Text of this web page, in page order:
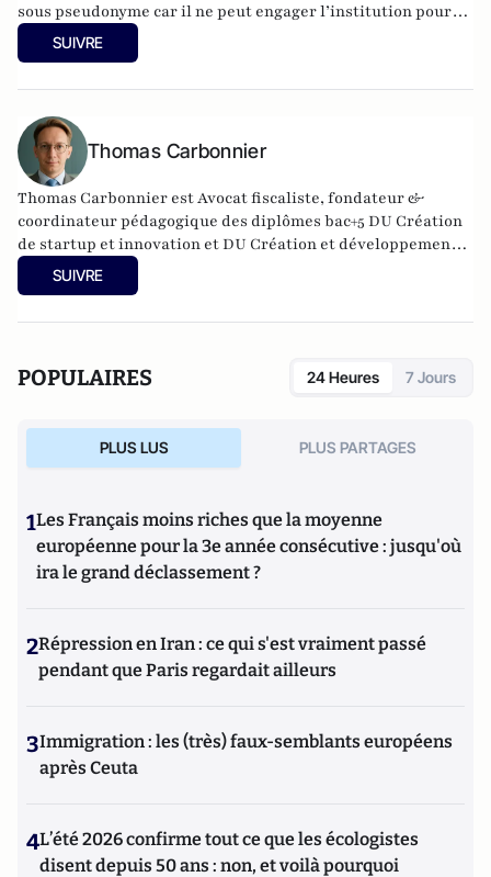
sous pseudonyme car il ne peut engager l’institution pour
laquelle il travaille.
SUIVRE
Thomas Carbonnier
Thomas Carbonnier est Avocat fiscaliste, fondateur &
coordinateur pédagogique des diplômes bac+5 DU Création
de startup et innovation et DU Création et développement
de structures en santé à l'Université Paris Cité. Il est
également Président de l'UNPI 95, une association de
SUIVRE
POPULAIRES 24 Heures 7 Jours
PLUS LUS PLUS PARTAGES
1Les Français moins riches que la moyenne
européenne pour la 3e année consécutive : jusqu'où
ira le grand déclassement ?
2Répression en Iran : ce qui s'est vraiment passé
pendant que Paris regardait ailleurs
3Immigration : les (très) faux-semblants européens
après Ceuta
4L’été 2026 confirme tout ce que les écologistes
disent depuis 50 ans : non, et voilà pourquoi